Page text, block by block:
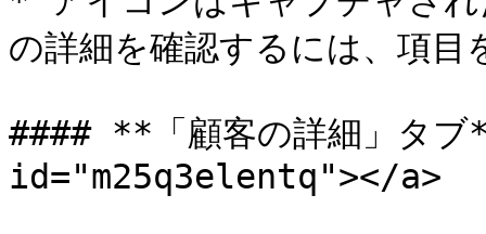
の詳細を確認するには、項目
#### **「顧客の詳細」タ
id="m25q3elentq"></a>